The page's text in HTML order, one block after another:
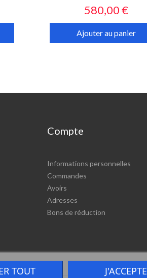
Prix
580,00 €
Ajouter au panier
TOUT J'ACCEPTE
Compte
Informations personnelles
Commandes
Avoirs
Adresses
Bons de réduction